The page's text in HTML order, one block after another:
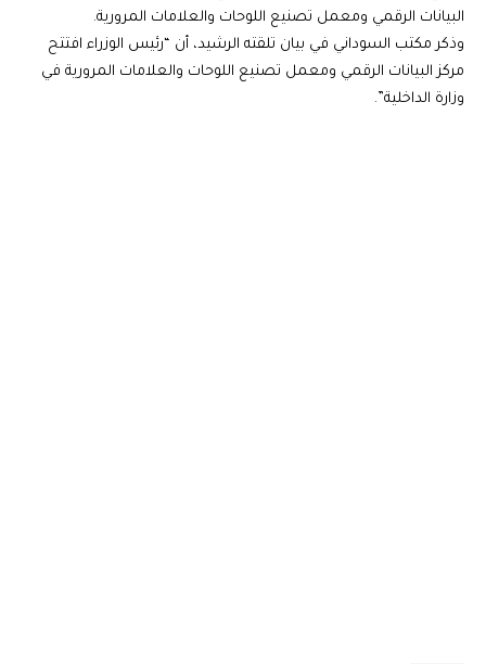
البيانات الرقمي ومعمل تصنيع اللوحات والعلامات المرورية.
وذكر مكتب السوداني في بيان تلقته الرشيد، أن “رئيس الوزراء افتتح
مركز البيانات الرقمي ومعمل تصنيع اللوحات والعلامات المرورية في
وزارة الداخلية”.